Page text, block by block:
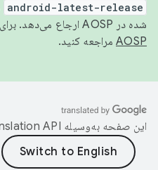
android-latest-release
شده در AOSP ارجاع می‌دهد. برای اطلاعات بیشتر، به
AOSP مراجعه کنید.
این صفحه به‌وسیله